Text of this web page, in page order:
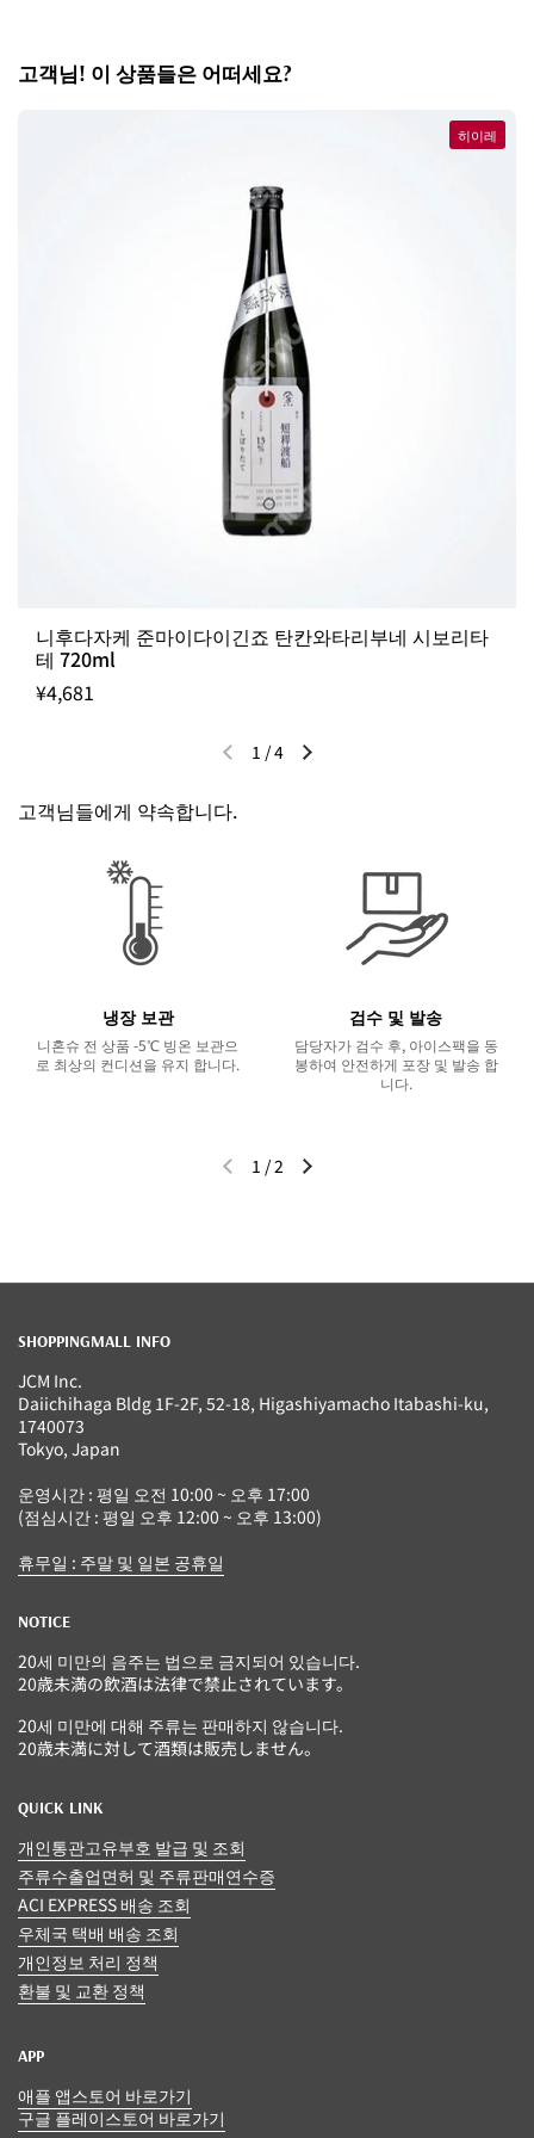
고객님! 이 상품들은 어떠세요?
니후다자케 준마이다이긴죠 탄칸와타리부네 시보리타
테 720ml
¥4,681
히이레
이전 슬라이드다음 슬라이드
1 /4
고객님들에게 약속합니다.
냉장 보관
니혼슈 전 상품 -5℃ 빙온 보관으
로 최상의 컨디션을 유지 합니다.
검수 및 발송
담당자가 검수 후, 아이스팩을 동
봉하여 안전하게 포장 및 발송 합
니다.
이전 슬라이드다음 슬라이드
1 /2
SHOPPINGMALL INFO
JCM Inc.
Daiichihaga Bldg 1F-2F, 52-18, Higashiyamacho Itabashi-ku,
1740073
Tokyo, Japan
운영시간 : 평일 오전 10:00 ~ 오후 17:00
(점심시간 : 평일 오후 12:00 ~ 오후 13:00)
휴무일 : 주말 및 일본 공휴일
NOTICE
20세 미만의 음주는 법으로 금지되어 있습니다.
20歳未満の飲酒は法律で禁止されています。
20세 미만에 대해 주류는 판매하지 않습니다.
20歳未満に対して酒類は販売しません。
QUICK LINK
개인통관고유부호 발급 및 조회
주류수출업면허 및 주류판매연수증
ACI EXPRESS 배송 조회
우체국 택배 배송 조회
개인정보 처리 정책
환불 및 교환 정책
APP
애플 앱스토어 바로가기
구글 플레이스토어 바로가기